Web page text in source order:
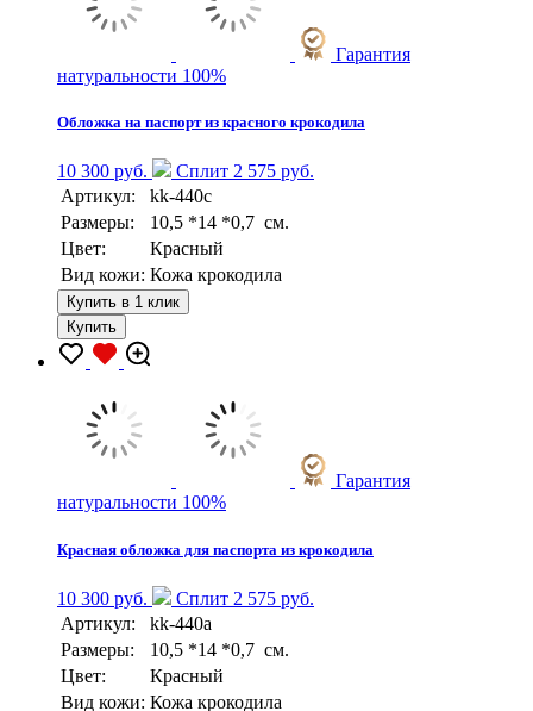
Гарантия
натуральности 100%
Обложка на паспорт из красного крокодила
10 300 руб.
Сплит 2 575 руб.
Артикул:
kk-440c
Размеры:
10,5 *14 *0,7 см.
Цвет:
Красный
Вид кожи: Кожа крокодила
Купить в 1 клик
Купить
Гарантия
натуральности 100%
Красная обложка для паспорта из крокодила
10 300 руб.
Сплит 2 575 руб.
Артикул:
kk-440a
Размеры:
10,5 *14 *0,7 см.
Цвет:
Красный
Вид кожи: Кожа крокодила